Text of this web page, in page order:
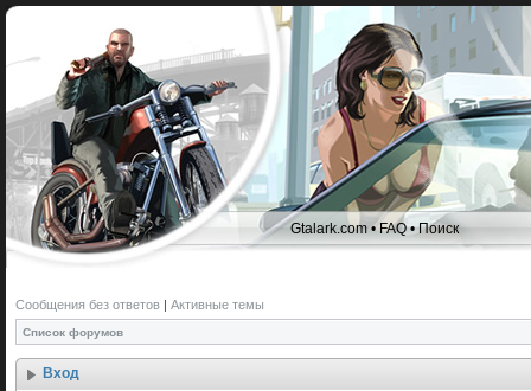
Gtalark.com •FAQ•Поиск
Сообщения без ответов | Активные темы
Список форумов
Вход